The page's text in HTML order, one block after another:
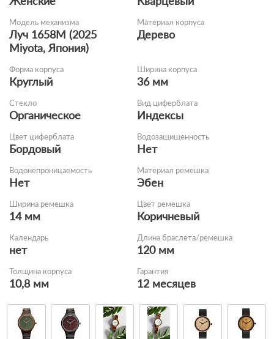
Модель механизма
Луч 1658M (2025
Miyota, Япония)
Материал корпуса
Дерево
Форма корпуса
Круглый
Ширина корпуса
36 мм
Стекло
Органическое
Вид циферблата
Индексы
Цвет циферблата
Бордовый
Водозащищенность
Нет
Водонепроницаемость
Нет
Материал ремешка
Эбен
Ширина ремешка
14 мм
Цвет ремешка
Коричневый
Календарь
нет
Длина браслета/ремешка
120 мм
Толщина корпуса
10,8 мм
Гарантия
12 месяцев